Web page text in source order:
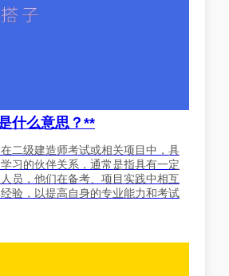
什么意思？**
二级建造师考试或相关项目中，具
习的伙伴关系，通常是指具有一定
员，他们在备考、项目实践中相互
验，以提高自身的专业能力和考试